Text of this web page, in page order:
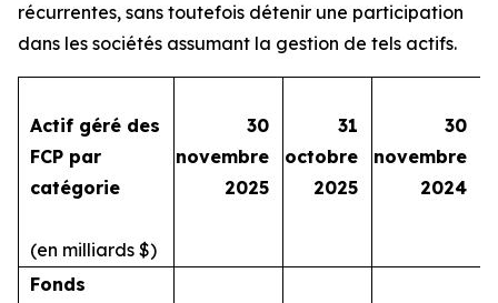
récurrentes, sans toutefois détenir une participation
dans les sociétés assumant la gestion de tels actifs.
Actif géré des
FCP par
catégorie
(en milliards $)
30
novembre
2025
31
octobre
2025
30
novembre
2024
Fonds